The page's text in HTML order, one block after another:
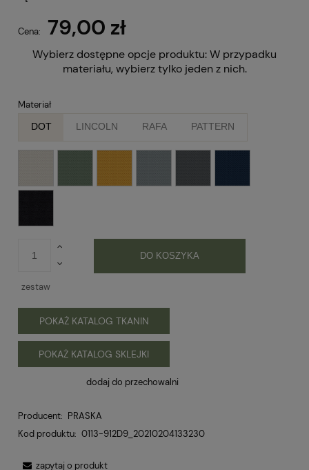
Cena: 79,00 zł
Wybierz dostępne opcje produktu:W przypadku
materiału, wybierz tylko jeden z nich.
Materiał
DOT LINCOLN RAFA PATTERN
zestaw
DO KOSZYKA
POKAŻ KATALOG TKANIN
POKAŻ KATALOG SKLEJKI
dodaj do przechowalni
Producent: PRASKA
Kod produktu: 0113-912D9_20210204133230
zapytaj o produkt